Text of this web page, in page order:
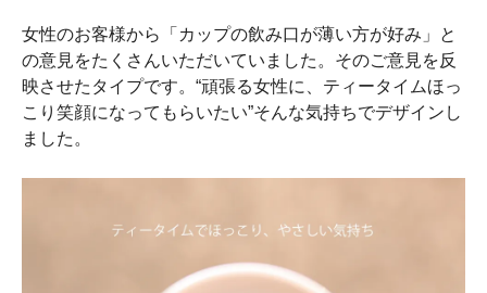
女性のお客様から「カップの飲み口が薄い方が好み」と
の意見をたくさんいただいていました。そのご意見を反
映させたタイプです。“頑張る女性に、ティータイムほっ
こり笑顔になってもらいたい”そんな気持ちでデザインし
ました。